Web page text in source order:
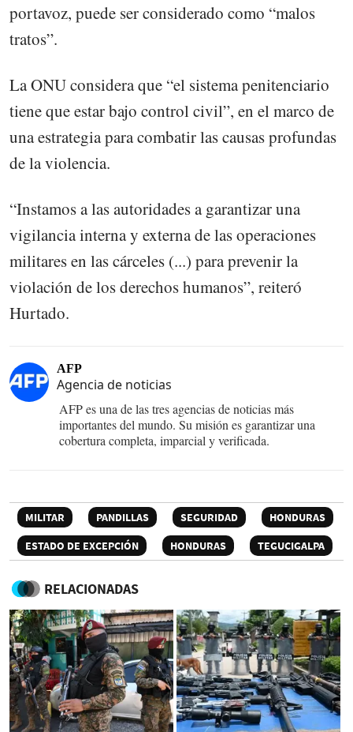
portavoz, puede ser considerado como “malos
tratos”.
La ONU considera que “el sistema penitenciario
tiene que estar bajo control civil”, en el marco de
una estrategia para combatir las causas profundas
de la violencia.
“Instamos a las autoridades a garantizar una
vigilancia interna y externa de las operaciones
militares en las cárceles (...) para prevenir la
violación de los derechos humanos”, reiteró
Hurtado.
AFP
Agencia de noticias
AFP es una de las tres agencias de noticias más
importantes del mundo. Su misión es garantizar una
cobertura completa, imparcial y verificada.
MILITAR PANDILLAS SEGURIDAD
HONDURAS
ESTADO DE EXCEPCIÓN
HONDURAS TEGUCIGALPA
RELACIONADAS